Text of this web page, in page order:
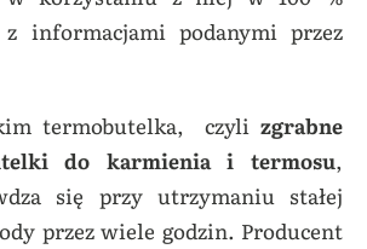
informacjami podanymi przez
termobutelka, czyli zgrabne
do karmienia i termosu,
się przy utrzymaniu stałej
przez wiele godzin. Producent